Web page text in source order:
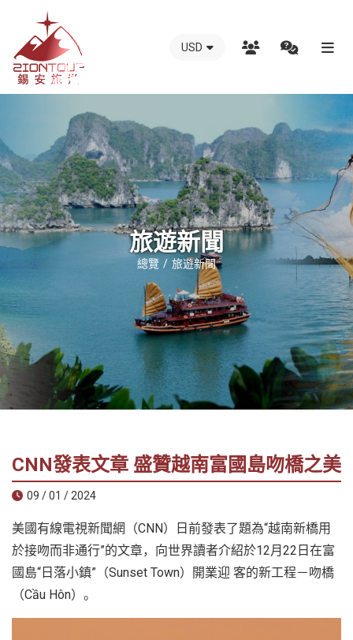
越
安
國
際
旅
行
社
南
接
錫
遊
-
在
越
南
最
USD
旅遊新聞
總覽 旅遊新聞
CNN發表文章 盛贊越南富國島吻橋之美
09 / 01 / 2024
美國有線電視新聞網（CNN）日前發表了題為“越南新橋用
於接吻而非通行”的文章，向世界讀者介紹於12月22日在富
國島“日落小鎮”（Sunset Town）開業迎 客的新工程－吻橋
（Cầu Hôn）。